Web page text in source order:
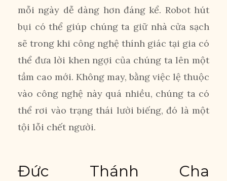
mỗi ngày dễ dàng hơn đáng kể. Robot hút
bụi có thể giúp chúng ta giữ nhà cửa sạch
sẽ trong khi công nghệ thính giác tại gia có
thể đưa lời khen ngợi của chúng ta lên một
tầm cao mới. Không may, bằng việc lệ thuộc
vào công nghệ này quá nhiều, chúng ta có
thể rơi vào trạng thái lười biếng, đó là một
tội lỗi chết người.
Đức Thánh Cha